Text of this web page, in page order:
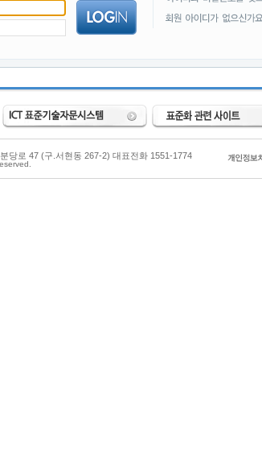
당로 47 (구.서현동 267-2) 대표전화 1551-1774